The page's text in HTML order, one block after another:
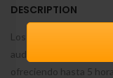
DESCRIPTION
Los AirPods 4
audio espacial
ofreciendo hasta 5